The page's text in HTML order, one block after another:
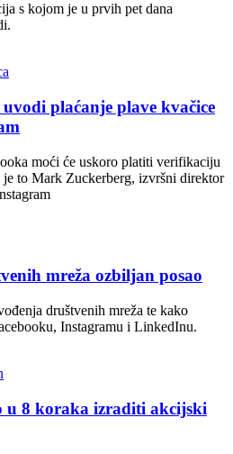
s kojom je u prvih pet dana
plaćanje plave kvačice
moći će uskoro platiti verifikaciju
to Mark Zuckerberg, izvršni direktor
mreža ozbiljan posao
društvenih mreža te kako
Instagramu i LinkedInu.
u 8 koraka izraditi akcijski